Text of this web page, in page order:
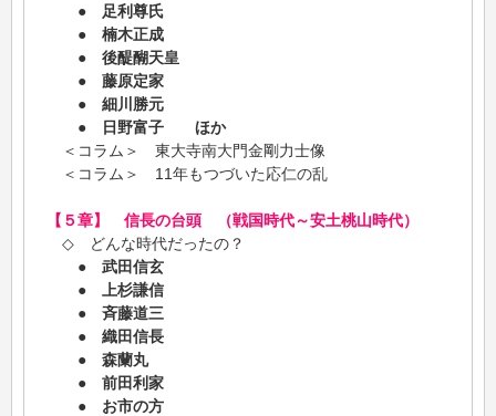
●
足利尊氏
● 楠木正成
● 後醍醐天皇
● 藤原定家
● 細川勝元
●
日野富子 ほか
＜コラム＞ 東大寺南大門金剛力士像
＜コラム＞ 11年もつづいた応仁の乱
【５章】 信長の台頭 （戦国時代～安土桃山時代）
◇ どんな時代だったの？
● 武田信玄
●
上杉謙信
●斉藤道三
● 織田信長
● 森蘭丸
● 前田利家
● お市の方